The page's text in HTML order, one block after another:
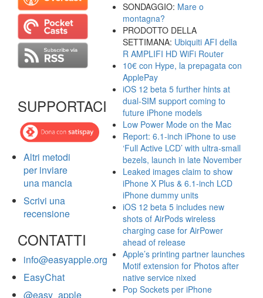
SUPPORTACI
Altri metodi
per inviare
una mancia
Scrivi una
recensione
CONTATTI
info@easyapple.org
EasyChat
@easy_apple
SONDAGGIO: Mare o
montagna?
PRODOTTO DELLA
SETTIMANA: Ubiquiti AFI della
R AMPLIFI HD WiFi Router
10€ con Hype, la prepagata con
ApplePay
iOS 12 beta 5 further hints at
dual-SIM support coming to
future iPhone models
Low Power Mode on the Mac
Report: 6.1-inch iPhone to use
‘Full Active LCD’ with ultra-small
bezels, launch in late November
Leaked images claim to show
iPhone X Plus & 6.1-inch LCD
iPhone dummy units
iOS 12 beta 5 includes new
shots of AirPods wireless
charging case for AirPower
ahead of release
Apple’s printing partner launches
Motif extension for Photos after
native service nixed
Pop Sockets per iPhone